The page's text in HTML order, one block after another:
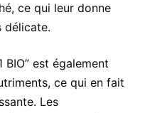
ce qui leur donne
délicate.
BIO” est également
ce qui en fait
Les